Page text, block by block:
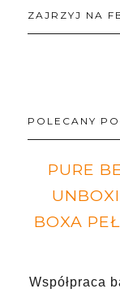
ZAJRZYJ NA
POLECANY
PURE
BOXA
Współpraca